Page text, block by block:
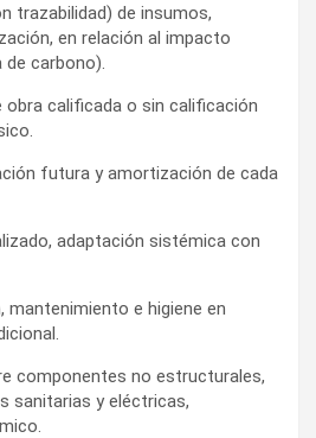
trazabilidad) de insumos,
en relación al impacto
de carbono).
obra calificada o sin calificación
futura y amortización de cada
adaptación sistémica con
mantenimiento e higiene en
componentes no estructurales,
sanitarias y eléctricas,